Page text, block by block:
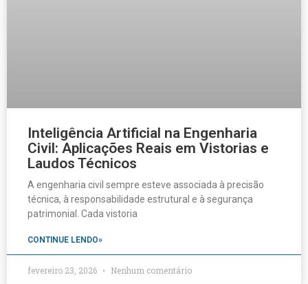
Inteligência Artificial na Engenharia
Civil: Aplicações Reais em Vistorias e
Laudos Técnicos
A engenharia civil sempre esteve associada à precisão
técnica, à responsabilidade estrutural e à segurança
patrimonial. Cada vistoria
CONTINUE LENDO»
fevereiro 23, 2026 Nenhum comentário